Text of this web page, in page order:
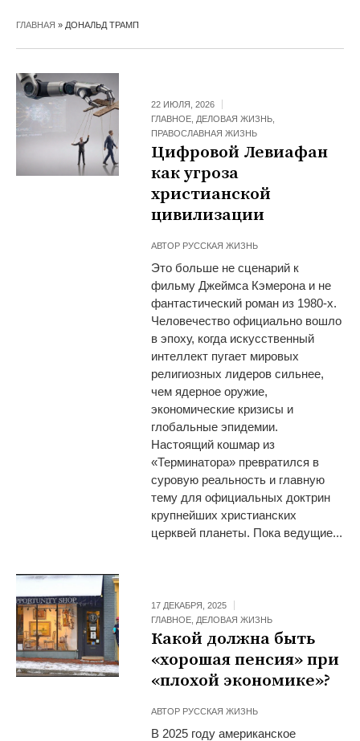
ГЛАВНАЯ » ДОНАЛЬД ТРАМП
22 ИЮЛЯ, 2026
ГЛАВНОЕ ДЕЛОВАЯ ЖИЗНЬ
ПРАВОСЛАВНАЯ ЖИЗНЬ
Цифровой Левиафан
как угроза
христианской
цивилизации
АВТОР РУССКАЯ ЖИЗНЬ
Это больше не сценарий к
фильму Джеймса Кэмерона и не
фантастический роман из 1980-х.
Человечество официально вошло
в эпоху, когда искусственный
интеллект пугает мировых
религиозных лидеров сильнее,
чем ядерное оружие,
экономические кризисы и
глобальные эпидемии.
Настоящий кошмар из
«Терминатора» превратился в
суровую реальность и главную
тему для официальных доктрин
крупнейших христианских
церквей планеты. Пока ведущие...
17 ДЕКАБРЯ, 2025
ГЛАВНОЕ ДЕЛОВАЯ ЖИЗНЬ
Какой должна быть
«хорошая пенсия» при
«плохой экономике»?
АВТОР РУССКАЯ ЖИЗНЬ
В 2025 году американское